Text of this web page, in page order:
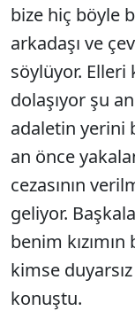
bize hiç böyle
arkadaşı ve
söylüyor. Elleri
dolaşıyor şu
adaletin yerini
an önce
cezasının
geliyor.
benim
kimse
konuştu.